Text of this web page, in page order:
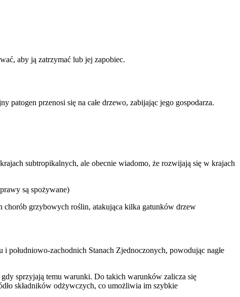
aby ją zatrzymać lub jej zapobiec.
przenosi się na całe drzewo, zabijając jego gospodarza.
subtropikalnych, ale obecnie wiadomo, że rozwijają się w krajach
są spożywane)
chorób grzybowych roślin, atakująca kilka gatunków drzew
zachodnich Stanach Zjednoczonych, powodując nagłe
sprzyjają temu warunki. Do takich warunków zalicza się
składników odżywczych, co umożliwia im szybkie